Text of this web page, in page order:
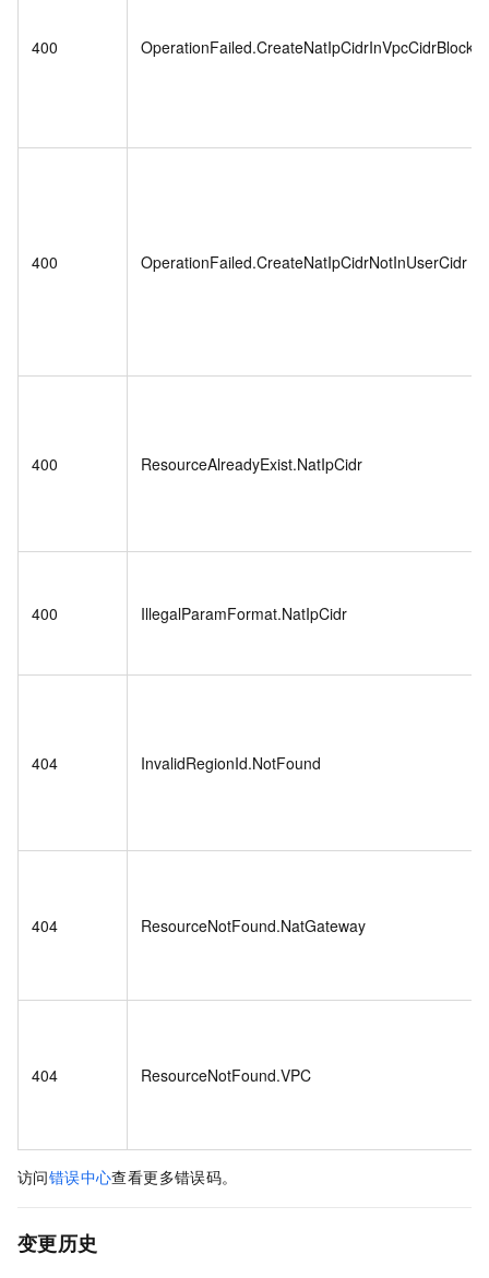
400 OperationFailed.CreateNatIpCidrInVpcCidrBlock
400 OperationFailed.CreateNatIpCidrNotInUserCidr
400 ResourceAlreadyExist.NatIpCidr
400 IllegalParamFormat.NatIpCidr
404 InvalidRegionId.NotFound
404 ResourceNotFound.NatGateway
404 ResourceNotFound.VPC
访问错误中心查看更多错误码。
变更历史